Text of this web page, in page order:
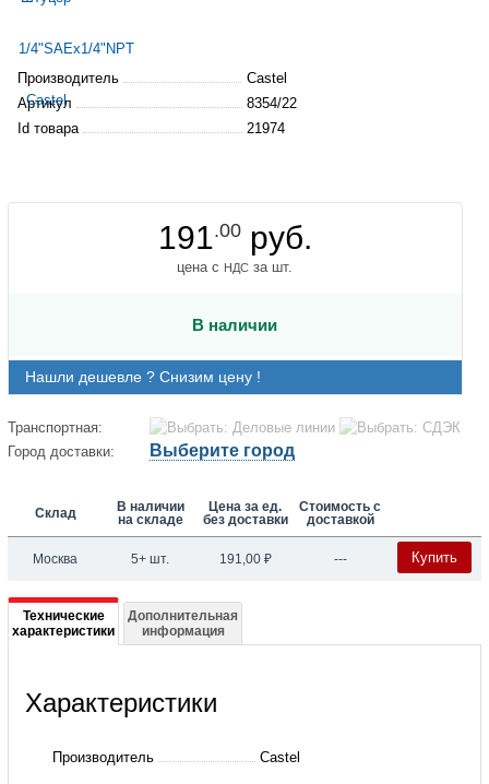
Производитель
Castel
Артикул
8354/22
Id товара
21974
191.00 руб.
цена с НДС за шт.
В наличии
Нашли дешевле ? Снизим цену !
Транспортная:
Город доставки:
Выберите город
Склад
В наличии
на складе
Цена за ед.
без доставки
Стоимость с
доставкой
Москва 5+ шт. 191,00 ₽ --- Купить
Подробная
информация
8354/22
Технические
характеристики
Дополнительная
информация
Характеристики
Производитель Castel